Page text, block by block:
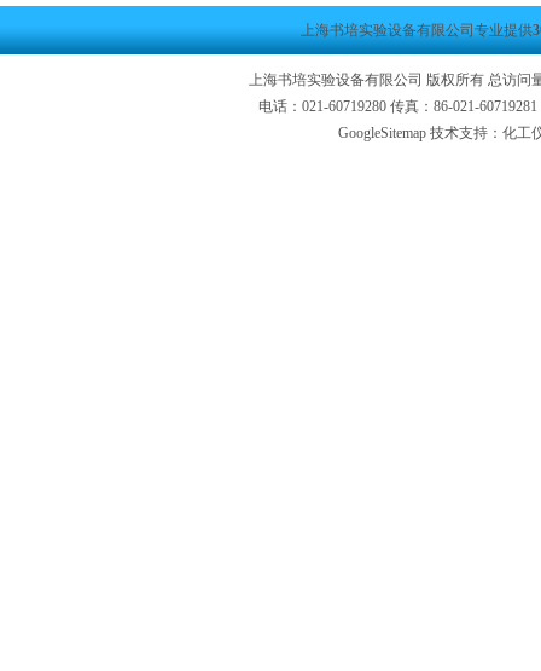
上海书培实验设备有限公司专业提供
上海书培实验设备有限公司 版权所有 总访问
电话：021-60719280 传真：86-021-
GoogleSitemap 技术支持：化工